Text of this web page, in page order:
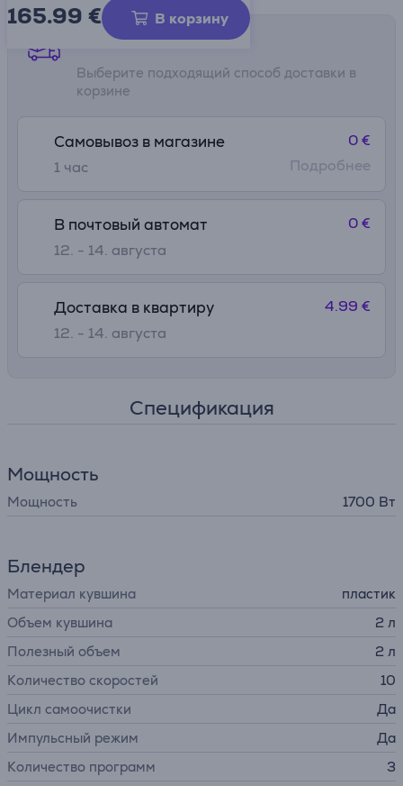
165.99 € В корзину
Способы доставки
Выберите подходящий способ доставки в
корзине
Самовывоз в магазине
1 час
0 €
Подробнее
В почтовый автомат
12. - 14. августа
0 €
Доставка в квартиру
12. - 14. августа
4.99 €
Спецификация
Мощность
Мощность 1700 Вт
Блендер
Материал кувшина
пластик
Объем кувшина
2 л
Полезный объем
2 л
Количество скоростей
10
Цикл самоочистки
Да
Импульсный режим
Да
Количество программ
3